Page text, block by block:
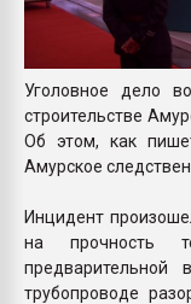
Уголовное дело
строительстве
Об этом, как
Амурское
Инцидент
на прочность
трубопроводе